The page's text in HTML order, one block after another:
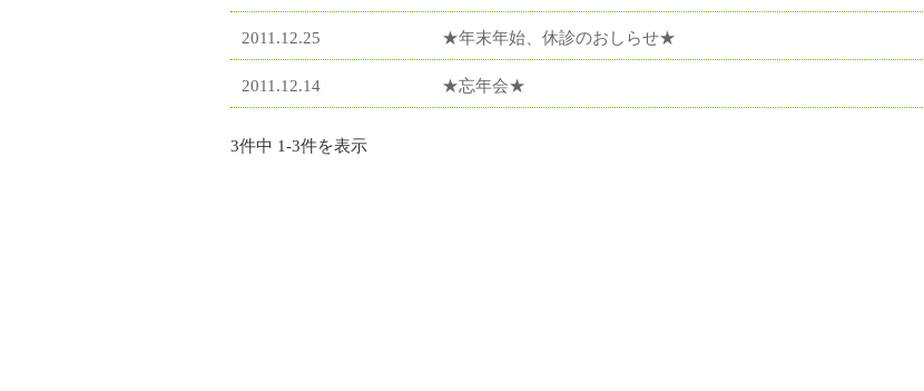
2011.12.25 ★年末年始、休診のおしらせ★
2011.12.14 ★忘年会★
3件中 1-3件を表示